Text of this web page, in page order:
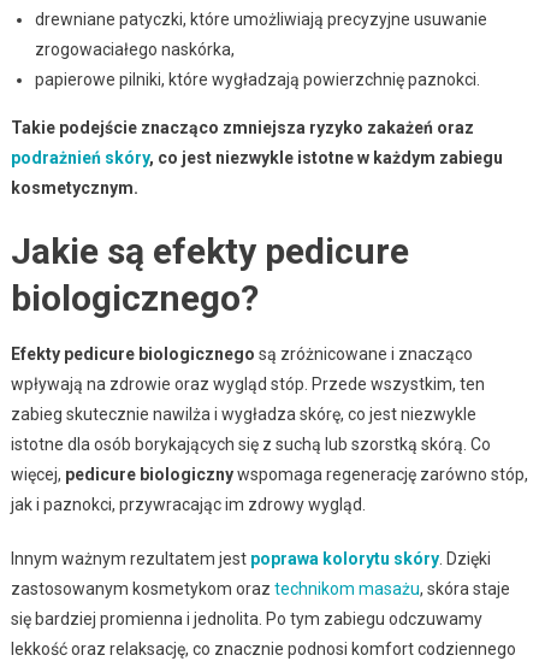
drewniane patyczki, które umożliwiają precyzyjne usuwanie
zrogowaciałego naskórka,
papierowe pilniki, które wygładzają powierzchnię paznokci.
Takie podejście znacząco zmniejsza ryzyko zakażeń oraz
podrażnień skóry, co jest niezwykle istotne w każdym zabiegu
kosmetycznym.
Jakie są efekty pedicure
biologicznego?
Efekty pedicure biologicznego są zróżnicowane i znacząco
wpływają na zdrowie oraz wygląd stóp. Przede wszystkim, ten
zabieg skutecznie nawilża i wygładza skórę, co jest niezwykle
istotne dla osób borykających się z suchą lub szorstką skórą. Co
więcej, pedicure biologicznywspomaga regenerację zarówno stóp,
jak i paznokci, przywracając im zdrowy wygląd.
Innym ważnym rezultatem jest poprawa kolorytu skóry. Dzięki
zastosowanym kosmetykom oraz technikom masażu, skóra staje
się bardziej promienna i jednolita. Po tym zabiegu odczuwamy
lekkość oraz relaksację, co znacznie podnosi komfort codziennego